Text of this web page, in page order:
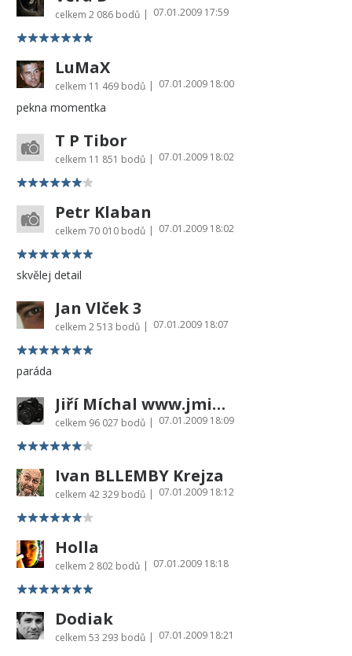
celkem 2 086 bodů | 07.01.2009 17:59
LuMaX
celkem 11 469 bodů | 07.01.2009 18:00
pekna momentka
T P Tibor
celkem 11 851 bodů | 07.01.2009 18:02
Petr Klaban
celkem 70 010 bodů | 07.01.2009 18:02
skvělej detail
Jan Vlček 3
celkem 2 513 bodů | 07.01.2009 18:07
paráda
Jiří Míchal www.jmichal.cz
celkem 96 027 bodů | 07.01.2009 18:09
Ivan BLLEMBY Krejza
celkem 42 329 bodů | 07.01.2009 18:12
Holla
celkem 2 802 bodů | 07.01.2009 18:18
Dodiak
celkem 53 293 bodů | 07.01.2009 18:21